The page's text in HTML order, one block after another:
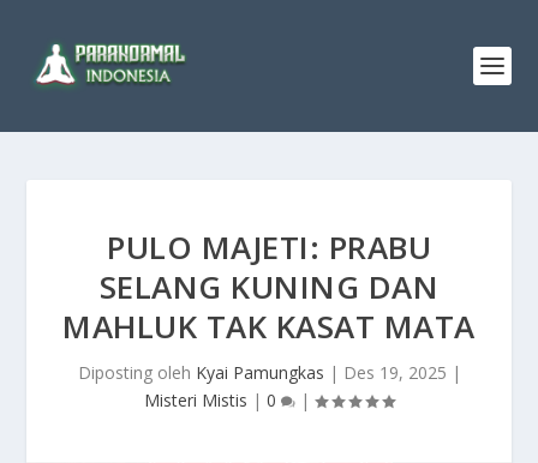
PULO MAJETI: PRABU
SELANG KUNING DAN
MAHLUK TAK KASAT MATA
Diposting oleh Kyai Pamungkas | Des 19, 2025 |
Misteri Mistis | 0 |